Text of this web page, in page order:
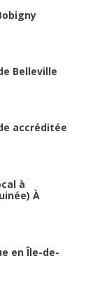
Belleville
accréditée
à
À
en Île-de-